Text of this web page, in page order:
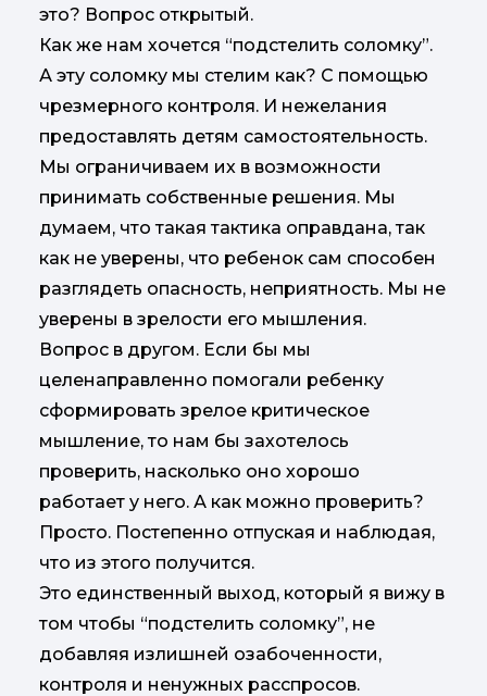
это? Вопрос открытый.
Как же нам хочется “подстелить соломку”.
А эту соломку мы стелим как? С помощью
чрезмерного контроля. И нежелания
предоставлять детям самостоятельность.
Мы ограничиваем их в возможности
принимать собственные решения. Мы
думаем, что такая тактика оправдана, так
как не уверены, что ребенок сам способен
разглядеть опасность, неприятность. Мы не
уверены в зрелости его мышления.
Вопрос в другом. Если бы мы
целенаправленно помогали ребенку
сформировать зрелое критическое
мышление, то нам бы захотелось
проверить, насколько оно хорошо
работает у него. А как можно проверить?
Просто. Постепенно отпуская и наблюдая,
что из этого получится.
Это единственный выход, который я вижу в
том чтобы “подстелить соломку”, не
добавляя излишней озабоченности,
контроля и ненужных расспросов.